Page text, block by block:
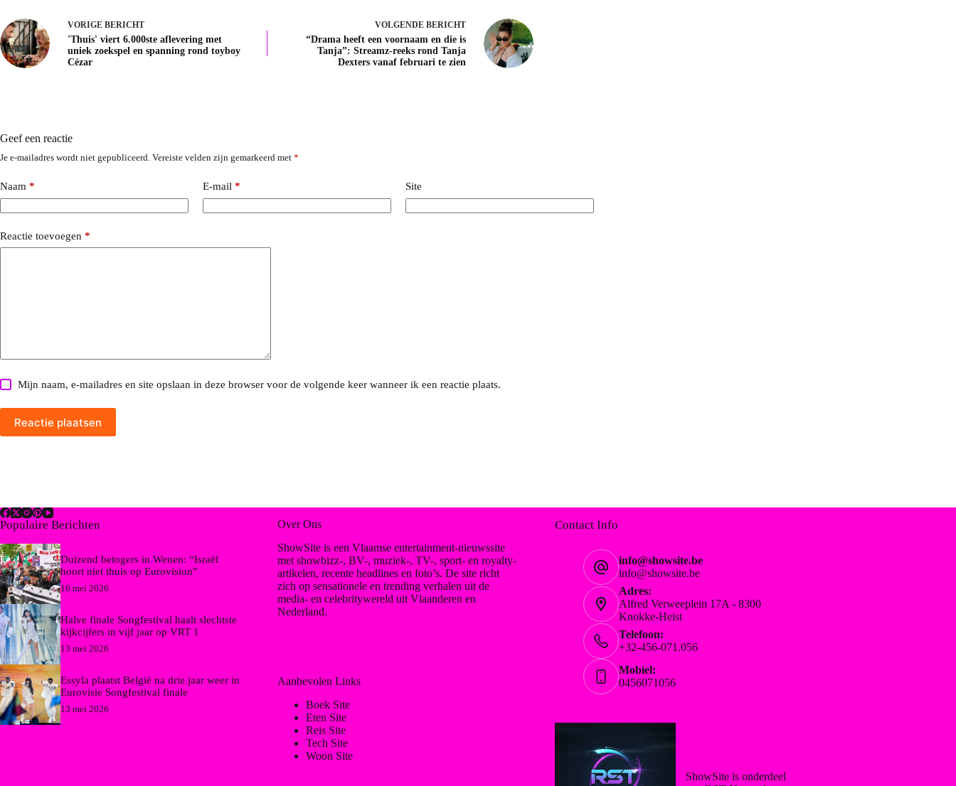
VORIGE BERICHT
'Thuis' viert 6.000ste aflevering met
uniek zoekspel en spanning rond toyboy
Cézar
VOLGENDE BERICHT
“Drama heeft een voornaam en die is
Tanja”: Streamz-reeks rond Tanja
Dexters vanaf februari te zien
Geef een reactie
Je e-mailadres wordt niet gepubliceerd. Vereiste velden zijn gemarkeerd met *
Naam * E-mail * Site
Reactie toevoegen *
Mijn naam, e-mailadres en site opslaan in deze browser voor de volgende keer wanneer ik een reactie plaats.
Reactie plaatsen
Populaire Berichten
Duizend betogers in Wenen: “Israël
hoort niet thuis op Eurovision”
16 mei 2026
Halve finale Songfestival haalt slechtste
kijkcijfers in vijf jaar op VRT 1
13 mei 2026
Essyla plaatst België na drie jaar weer in
Eurovisie Songfestival finale
13 mei 2026
Over Ons
ShowSite is een Vlaamse entertainment-nieuwssite
met showbizz-, BV-, muziek-, TV-, sport- en royalty-
artikelen, recente headlines en foto’s. De site richt
zich op sensationele en trending verhalen uit de
media- en celebritywereld uit Vlaanderen en
Nederland.
Aanbevolen Links
Boek Site
Eten Site
Reis Site
Tech Site
Woon Site
Contact Info
info@showsite.be
info@showsite.be
Adres:
Alfred Verweeplein 17A - 8300
Knokke-Heist
Telefoon:
+32-456-071.056
Mobiel:
0456071056
ShowSite is onderdeel